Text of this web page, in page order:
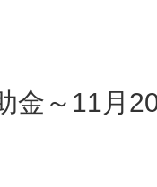
金～11月